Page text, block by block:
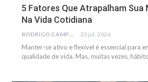
5 Fatores Que Atrapalham Sua
Na Vida Cotidiana
RODRIGO CAMPOS 23 jul, 2026
Manter-se ativo e flexível é essencial para
qualidade de vida. Mas, muitas vezes,